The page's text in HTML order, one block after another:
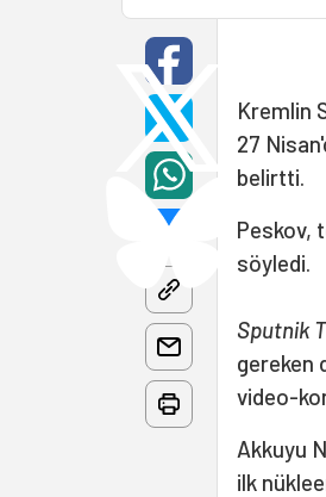
Kremlin
27
belirtti.
Peskov,
söyledi.
Sputnik
gereken
video-
Akkuyu
ilk